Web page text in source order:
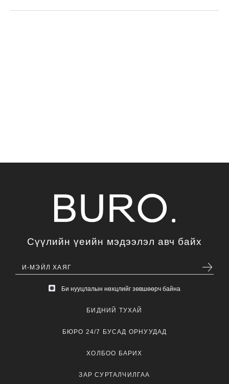
Сүүлийн үеийн мэдээлэл авч байх
Би нууцлалын нөхцлийг зөвшөөрч байна
БИДНИЙ ТУХАЙ
БЮРО 24/7 БУСАД ОРНУУДАД
ХОЛБОО БАРИХ
ЗАР СУРТАЛЧИЛГАА